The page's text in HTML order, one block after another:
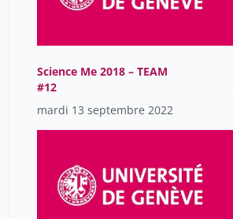
Science Me 2018 – TEAM
#12
mardi 13 septembre 2022